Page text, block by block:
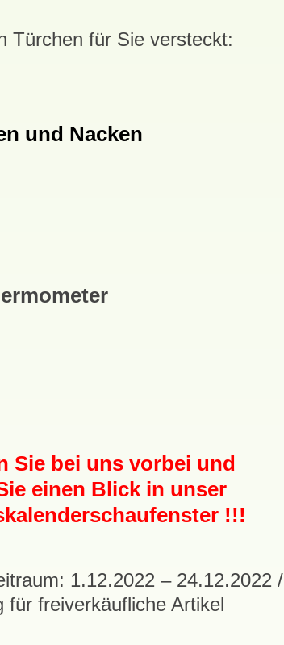
Türchen für Sie versteckt:
und Nacken
Sie bei uns vorbei und
einen Blick in unser
!!!
1.12.2022 – 24.12.2022 /
für freiverkäufliche Artikel